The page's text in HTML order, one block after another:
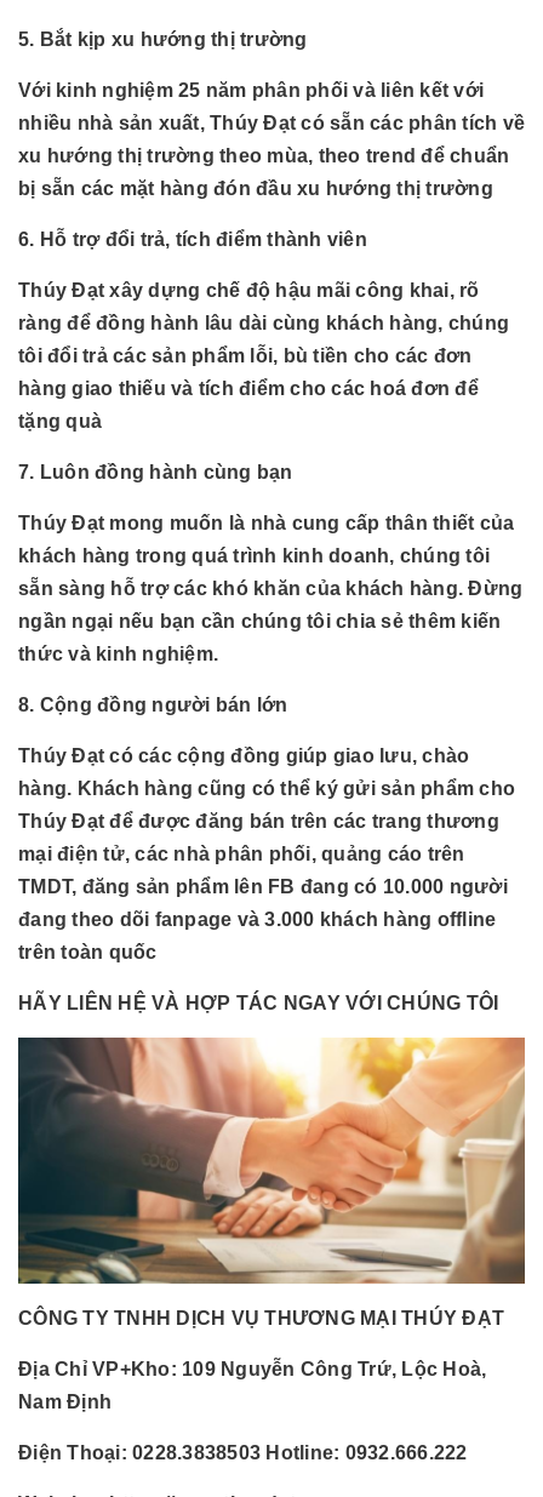
5. Bắt kịp xu hướng thị trường
Với kinh nghiệm 25 năm phân phối và liên kết với
nhiều nhà sản xuất, Thúy Đạt có sẵn các phân tích về
xu hướng thị trường theo mùa, theo trend để chuẩn
bị sẵn các mặt hàng đón đầu xu hướng thị trường
6. Hỗ trợ đổi trả, tích điểm thành viên
Thúy Đạt xây dựng chế độ hậu mãi công khai, rõ
ràng để đồng hành lâu dài cùng khách hàng, chúng
tôi đổi trả các sản phẩm lỗi, bù tiền cho các đơn
hàng giao thiếu và tích điểm cho các hoá đơn để
tặng quà
7. Luôn đồng hành cùng bạn
Thúy Đạt mong muốn là nhà cung cấp thân thiết của
khách hàng trong quá trình kinh doanh, chúng tôi
sẵn sàng hỗ trợ các khó khăn của khách hàng. Đừng
ngần ngại nếu bạn cần chúng tôi chia sẻ thêm kiến
thức và kinh nghiệm.
8. Cộng đồng người bán lớn
Thúy Đạt có các cộng đồng giúp giao lưu, chào
hàng. Khách hàng cũng có thể ký gửi sản phẩm cho
Thúy Đạt để được đăng bán trên các trang thương
mại điện tử, các nhà phân phối, quảng cáo trên
TMDT, đăng sản phẩm lên FB đang có 10.000 người
đang theo dõi fanpage và 3.000 khách hàng offline
trên toàn quốc
HÃY LIÊN HỆ VÀ HỢP TÁC NGAY VỚI CHÚNG TÔI
CÔNG TY TNHH DỊCH VỤ THƯƠNG MẠI THÚY ĐẠT
Địa Chỉ VP+Kho: 109 Nguyễn Công Trứ, Lộc Hoà,
Nam Định
Điện Thoại: 0228.3838503 Hotline: 0932.666.222